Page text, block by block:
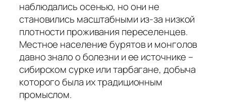
наблюдались осенью, но они не
становились масштабными из-за низкой
плотности проживания переселенцев.
Местное население бурятов и монголов
давно знало о болезни и ее источнике –
сибирском сурке или тарбагане, добыча
которого была их традиционным
промыслом.